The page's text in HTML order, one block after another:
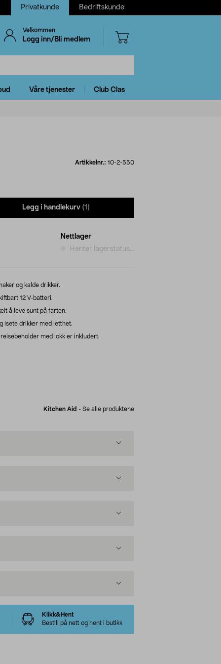
Privatkunde Bedriftskunde
Velkommen
Logg inn/Bli medlem
Våre tjenester Club Clas
Artikkelnr.: 10-2-550
Legg i handlekurv (1)
Nettlager
Henter lagerstatus...
og kalde drikker.
12 V-batteri.
å leve sunt på farten.
isete drikker med letthet.
med lokk er inkludert.
Kitchen Aid - Se alle produktene
Klikk&Hent
Bestill på nett og hent i butikk